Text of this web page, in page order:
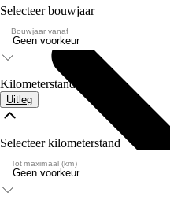
Selecteer bouwjaar
Bouwjaar vanaf
Kilometerstand
Uitleg
Selecteer kilometerstand
Tot maximaal (km)